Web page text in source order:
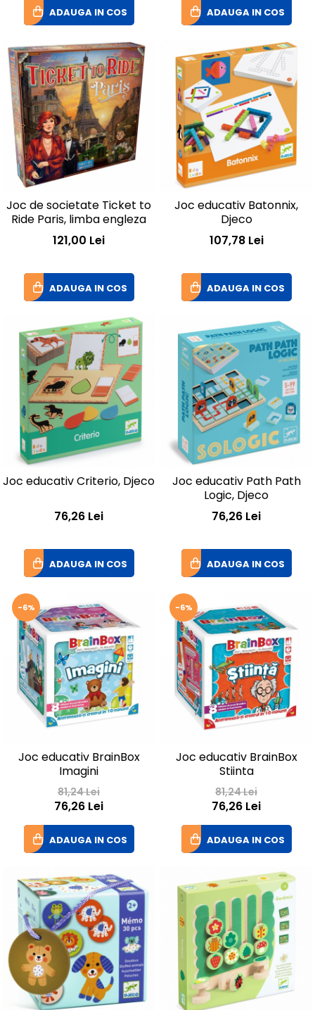
ADAUGA IN COS ADAUGA IN COS
Joc de societate Ticket to
Ride Paris, limba engleza
121,00 Lei
ADAUGA IN COS
Joc educativ Batonnix,
Djeco
107,78 Lei
ADAUGA IN COS
Joc educativ Criterio, Djeco
76,26 Lei
ADAUGA IN COS
Joc educativ Path Path
Logic, Djeco
76,26 Lei
ADAUGA IN COS
-6%
Joc educativ BrainBox
Imagini
81,24 Lei
76,26 Lei
ADAUGA IN COS
-6%
Joc educativ BrainBox
Stiinta
81,24 Lei
76,26 Lei
ADAUGA IN COS